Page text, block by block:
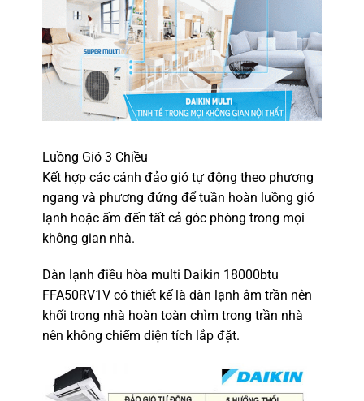
Luồng Gió 3 Chiều
Kết hợp các cánh đảo gió tự động theo phương
ngang và phương đứng để tuần hoàn luồng gió
lạnh hoặc ấm đến tất cả góc phòng trong mọi
không gian nhà.
Dàn lạnh điều hòa multi Daikin 18000btu
FFA50RV1V có thiết kế là dàn lạnh âm trần nên
khối trong nhà hoàn toàn chìm trong trần nhà
nên không chiếm diện tích lắp đặt.